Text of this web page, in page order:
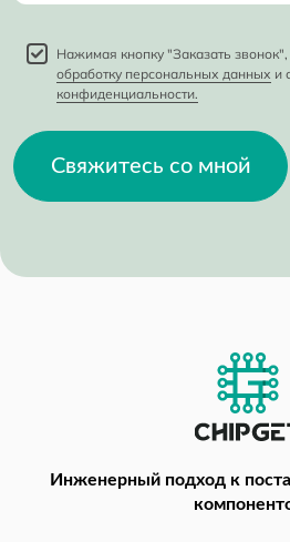
Нажимая кнопку "Заказать
обработку персональных данных и
конфиденциальности.
Свяжитесь со мной
Инженерный подход к